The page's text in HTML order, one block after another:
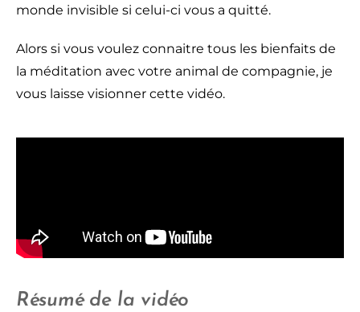
monde invisible si celui-ci vous a quitté.
Alors si vous voulez connaitre tous les bienfaits de
la méditation avec votre animal de compagnie, je
vous laisse visionner cette vidéo.
Résumé de la vidéo